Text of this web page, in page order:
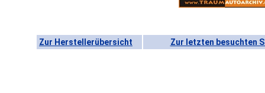
Zur Herstellerübersicht Zur letzten besuchten